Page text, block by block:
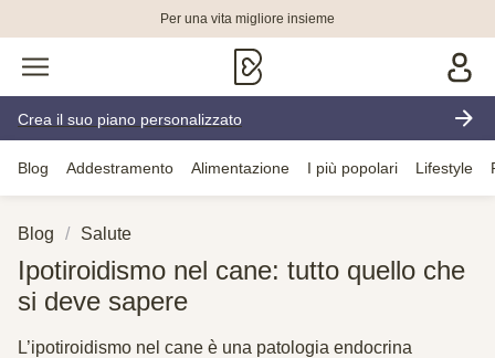
Per una vita migliore insieme
Crea il suo piano personalizzato
Blog Addestramento Alimentazione I più popolari Lifestyle
Blog Salute
Ipotiroidismo nel cane: tutto quello che
si deve sapere
L’ipotiroidismo nel cane è una patologia endocrina